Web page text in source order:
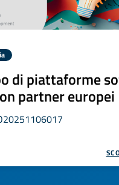
di piattaforme
partner europei